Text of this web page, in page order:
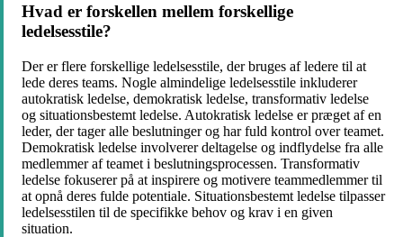
Hvad er forskellen mellem forskellige
ledelsesstile?
Der er flere forskellige ledelsesstile, der bruges af ledere til at
lede deres teams. Nogle almindelige ledelsesstile inkluderer
autokratisk ledelse, demokratisk ledelse, transformativ ledelse
og situationsbestemt ledelse. Autokratisk ledelse er præget af en
leder, der tager alle beslutninger og har fuld kontrol over teamet.
Demokratisk ledelse involverer deltagelse og indflydelse fra alle
medlemmer af teamet i beslutningsprocessen. Transformativ
ledelse fokuserer på at inspirere og motivere teammedlemmer til
at opnå deres fulde potentiale. Situationsbestemt ledelse tilpasser
ledelsesstilen til de specifikke behov og krav i en given
situation.